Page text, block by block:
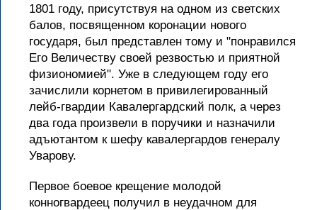
1801 году, присутствуя на одном из светских
балов, посвященном коронации нового
государя, был представлен тому и "понравился
Его Величеству своей резвостью и приятной
физиономией". Уже в следующем году его
зачислили корнетом в привилегированный
лейб-гвардии Кавалергардский полк, а через
два года произвели в поручики и назначили
адъютантом к шефу кавалергардов генералу
Уварову.
Первое боевое крещение молодой
конногвардеец получил в неудачном для